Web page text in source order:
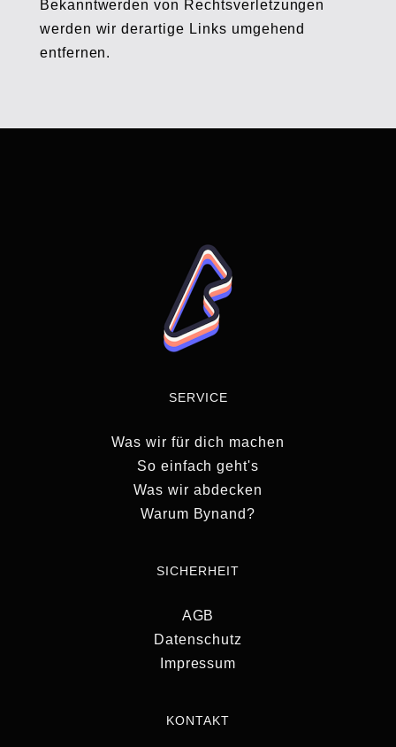
Bekanntwerden von Rechtsverletzungen
werden wir derartige Links umgehend
entfernen.
SERVICE
Was wir für dich machen
So einfach geht's
Was wir abdecken
Warum Bynand?
SICHERHEIT
AGB
Datenschutz
Impressum
KONTAKT